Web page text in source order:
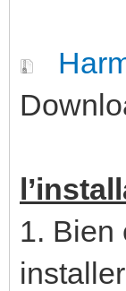
1. Bien